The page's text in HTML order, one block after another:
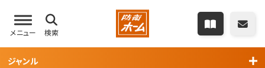
メニュー 検索
ジャンル